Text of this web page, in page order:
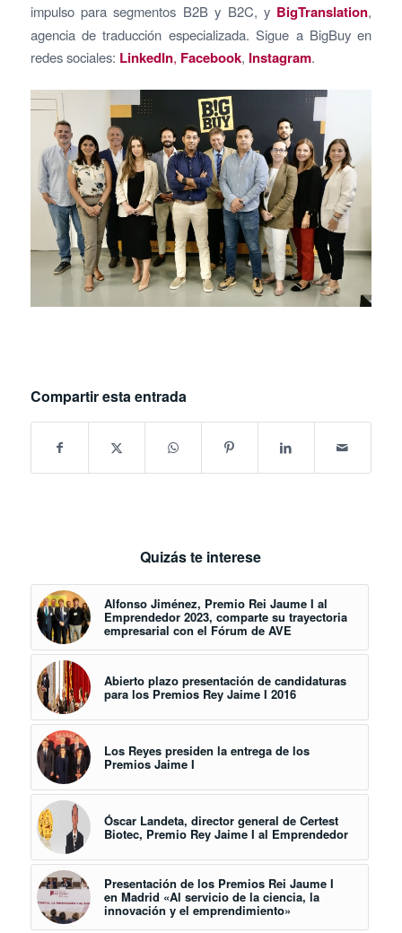
impulso para segmentos B2B y B2C, y BigTranslation,
agencia de traducción especializada. Sigue a BigBuy en
redes sociales: LinkedIn, Facebook, Instagram.
Compartir esta entrada
Quizás te interese
Alfonso Jiménez, Premio Rei Jaume I al
Emprendedor 2023, comparte su trayectoria
empresarial con el Fórum de AVE
Abierto plazo presentación de candidaturas
para los Premios Rey Jaime I 2016
Los Reyes presiden la entrega de los
Premios Jaime I
Óscar Landeta, director general de Certest
Biotec, Premio Rey Jaime I al Emprendedor
Presentación de los Premios Rei Jaume I
en Madrid «Al servicio de la ciencia, la
innovación y el emprendimiento»